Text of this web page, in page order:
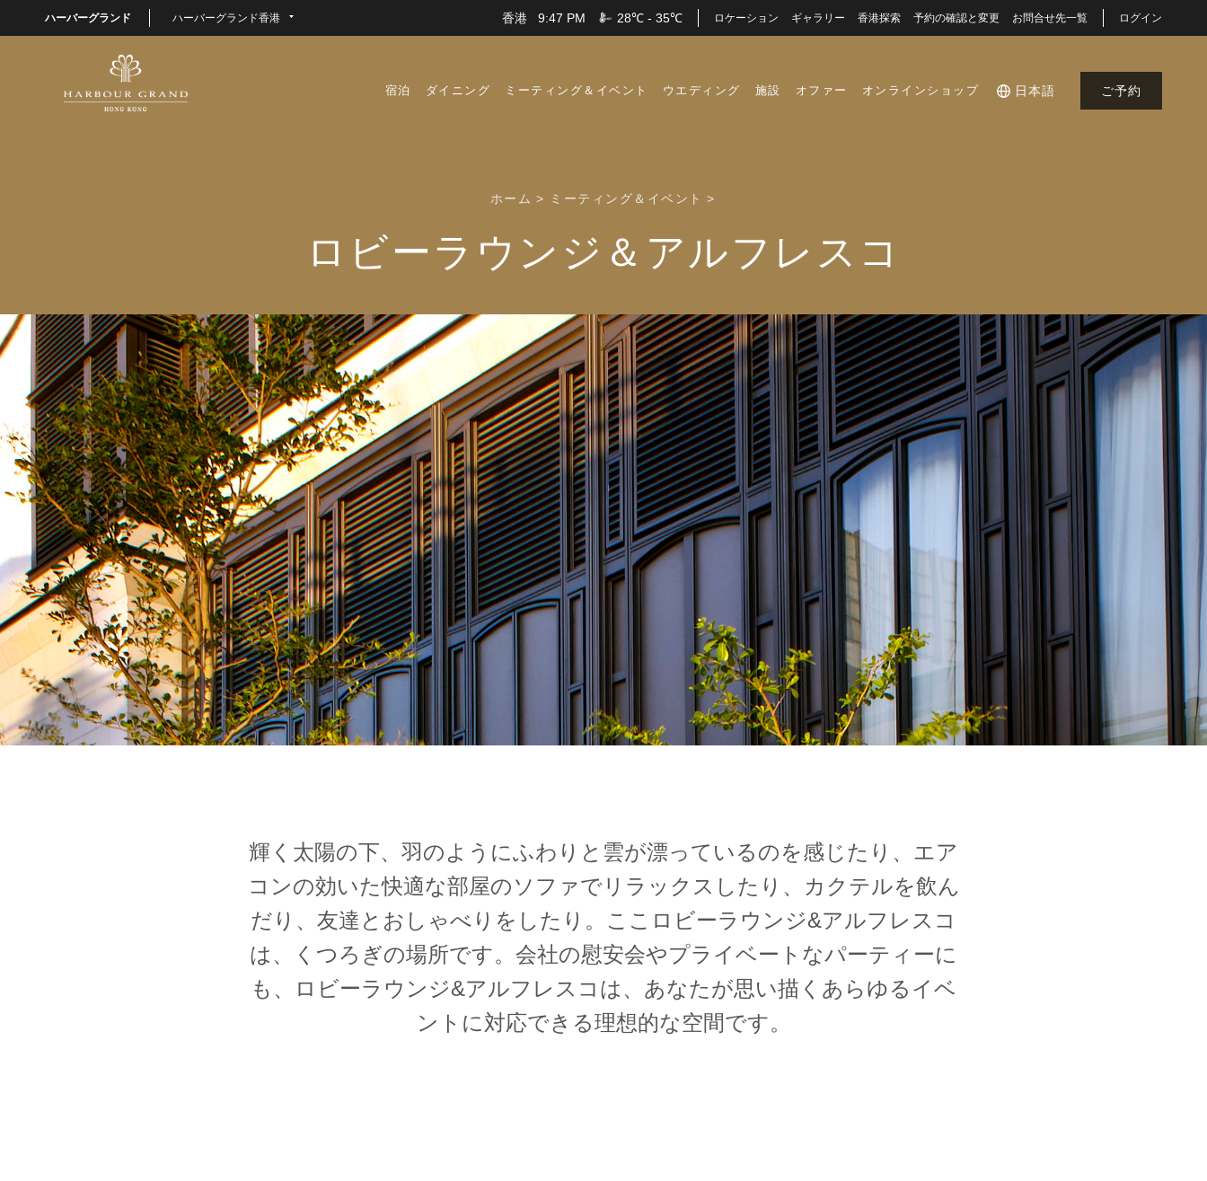
ハーバーグランド ハーバーグランド香港 香港 9:47 PM 28℃ - 35℃ ロケーション ギャラリー 香港探索 予約の確認と変更 お問合せ先一覧 ログイン
宿泊 ダイニング ミーティング＆イベント ウエディング 施設 オファー オンラインショップ 日本語 ご予約
1
ホーム > ミーティング＆イベント >
ロビーラウンジ＆アルフレスコ
輝く太陽の下、羽のようにふわりと雲が漂っているのを感じたり、エア
コンの効いた快適な部屋のソファでリラックスしたり、カクテルを飲ん
だり、友達とおしゃべりをしたり。ここロビーラウンジ&アルフレスコ
は、くつろぎの場所です。会社の慰安会やプライベートなパーティーに
も、ロビーラウンジ&アルフレスコは、あなたが思い描くあらゆるイベ
ントに対応できる理想的な空間です。